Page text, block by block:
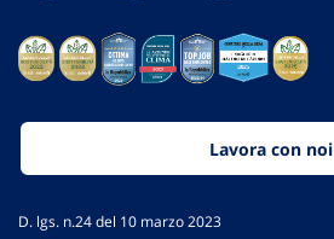
Lavora con noi
D. lgs. n.24 del 10 marzo 2023